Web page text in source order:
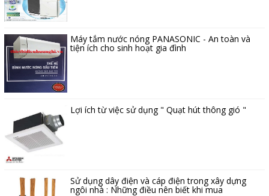
Máy tắm nước nóng PANASONIC - An toàn và
tiện ích cho sinh hoạt gia đình
Lợi ích từ việc sử dụng " Quạt hút thông gió "
Sử dụng dây điện và cáp điện trong xây dựng
ngôi nhà : Những điều nên biết khi mua